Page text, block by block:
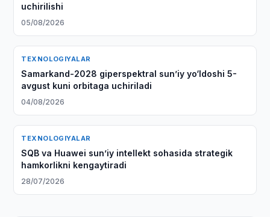
uchirilishi
05/08/2026
TEXNOLOGIYALAR
Samarkand-2028 giperspektral sun’iy yo‘ldoshi 5-
avgust kuni orbitaga uchiriladi
04/08/2026
TEXNOLOGIYALAR
SQB va Huawei sun’iy intellekt sohasida strategik
hamkorlikni kengaytiradi
28/07/2026